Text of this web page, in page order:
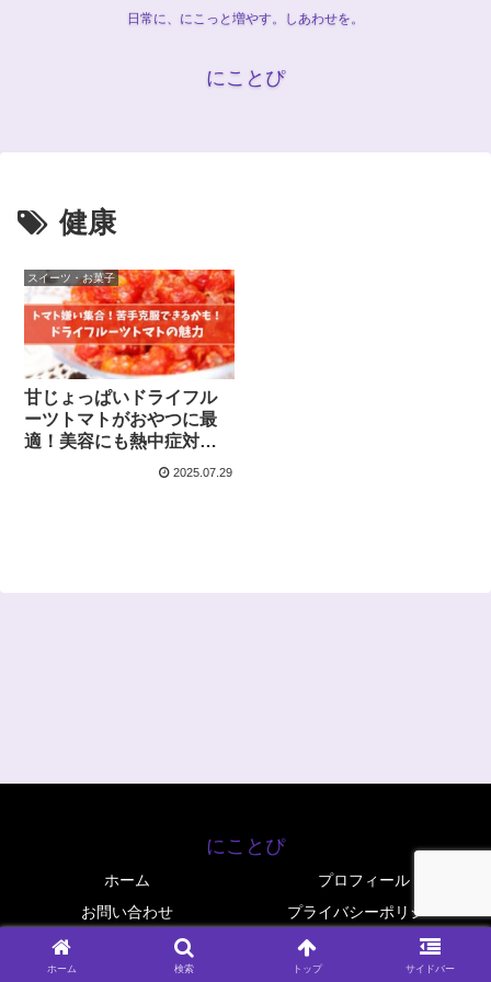
日常に、にこっと増やす。しあわせを。
にことぴ
健康
スイーツ・お菓子
甘じょっぱいドライフル
ーツトマトがおやつに最
適！美容にも熱中症対策
2025.07.29
にことぴ
ホーム
プロフィール
お問い合わせ
プライバシーポリシー
© 2025 にことぴ.
ホーム 検索 トップ サイドバー